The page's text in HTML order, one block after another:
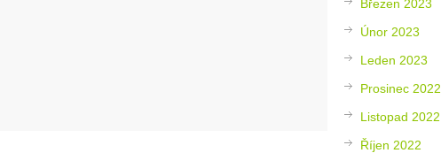
Březen 2023
Únor 2023
Leden 2023
Prosinec 2022
Listopad 2022
Říjen 2022